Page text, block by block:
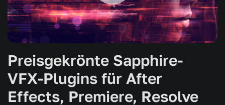
Preisgekrönte Sapphire-
VFX-Plugins für After
Effects, Premiere, Resolve